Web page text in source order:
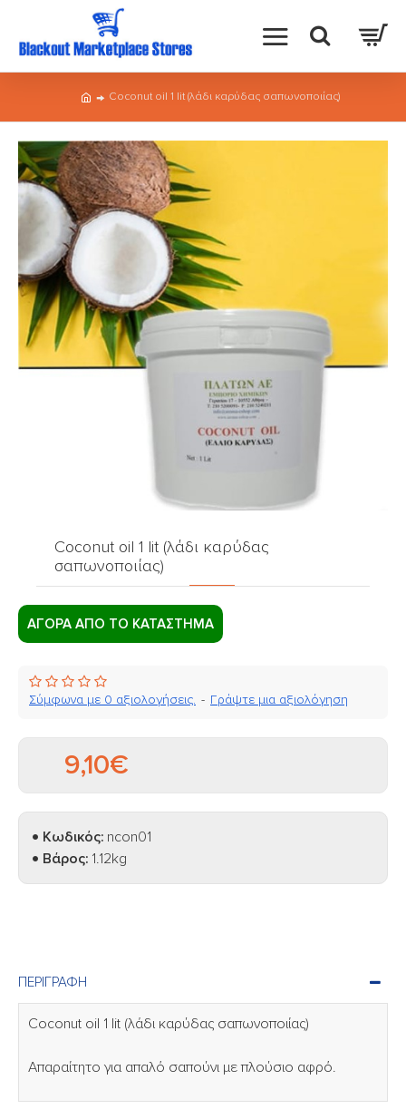
Coconut oil 1 lit (λάδι καρύδας σαπωνοποιίας)
ΑΓΟΡΑ ΑΠΟ ΤΟ ΚΑΤΑΣΤΗΜΑ
Coconut oil 1 lit (λάδι καρύδας
σαπωνοποιίας)
Κωδικός: ncon01
Βάρος: 1.12kg
Σύμφωνα με 0 αξιολογήσεις. - Γράψτε μια αξιολόγηση
9,10€
ΠΕΡΙΓΡΑΦΉ
Coconut oil 1 lit (λάδι καρύδας σαπωνοποιίας)
Απαραίτητο για απαλό σαπούνι με πλούσιο αφρό.